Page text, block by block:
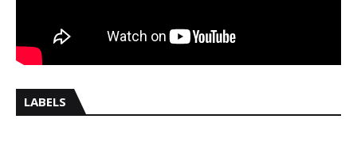
LABELS